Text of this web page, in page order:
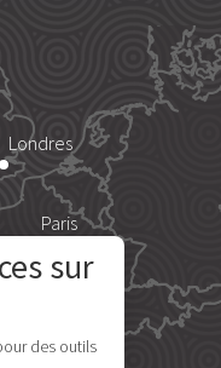
Description
Londres
Paris
sur
des outils